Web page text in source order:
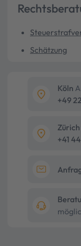
Schätzung
Köln
+49
Zürich
+41